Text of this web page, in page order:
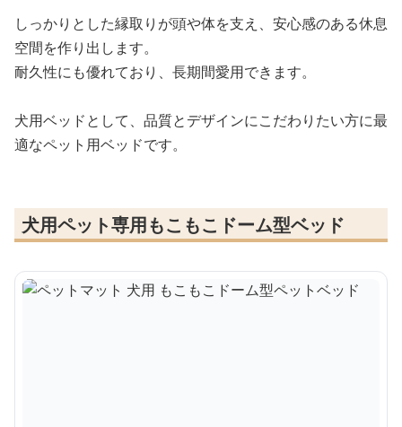
しっかりとした縁取りが頭や体を支え、安心感のある休息
空間を作り出します。
耐久性にも優れており、長期間愛用できます。
犬用ベッドとして、品質とデザインにこだわりたい方に最
適なペット用ベッドです。
犬用ペット専用もこもこドーム型ベッド